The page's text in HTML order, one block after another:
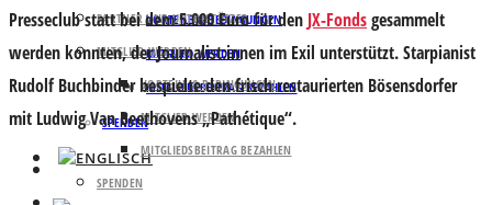
VORTEILE & BEDINGUNGEN
MITGLIED WERDEN
MITGLIEDSBEITRAG BEZAHLEN
SPENDEN
PARTNER UND UNTERSTÜTZER
MITGLIED WERDEN
VORTEILE & BEDINGUNGEN
MITGLIED WERDEN
MITGLIEDSBEITRAG BEZAHLEN
SPENDEN
Presseclub statt bei dem 5.000 Euro für den JX-Fondsgesammelt
werden konnten, der Journalist:innen im Exil unterstützt. Starpianist
Rudolf Buchbinder bespielte den frisch restaurierten Bösensdorfer
mit Ludwig Van Beethovens „Pathétique“.